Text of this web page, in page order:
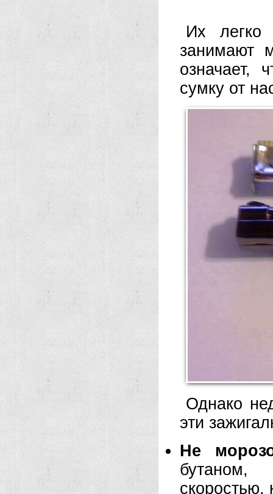
Их легко
занимают
означает,
сумку от
Однако
эти
Не
бутаном,
скоростью,